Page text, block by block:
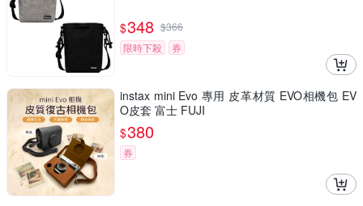
$348 $366
限時下殺
券
instax mini Evo 專用 皮革材質 EVO相機包 EV
O皮套 富士 FUJI
$380
券